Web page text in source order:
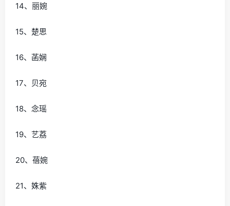
14、丽婉
15、楚思
16、菡娴
17、贝宛
18、念瑶
19、艺荔
20、蓓婉
21、姝紫